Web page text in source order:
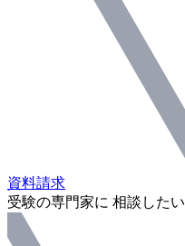
資料請求
受験の専門家に 相談したい